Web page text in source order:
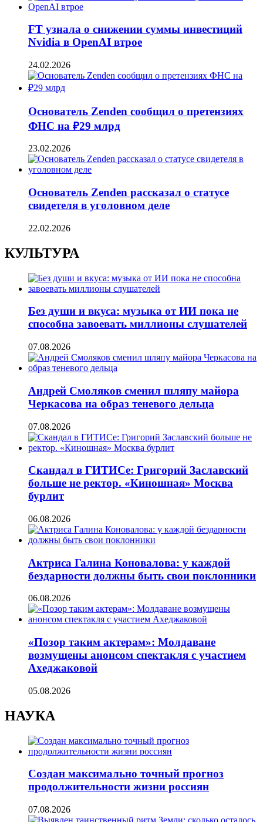
FT узнала о снижении суммы инвестиций
Nvidia в OpenAI втрое
24.02.2026
Основатель Zenden сообщил о претензиях
ФНС на ₽29 млрд
23.02.2026
Основатель Zenden рассказал о статусе
свидетеля в уголовном деле
22.02.2026
КУЛЬТУРА
Без души и вкуса: музыка от ИИ пока не
способна завоевать миллионы слушателей
07.08.2026
Андрей Смоляков сменил шляпу майора
Черкасова на образ теневого дельца
07.08.2026
Скандал в ГИТИСе: Григорий Заславский
больше не ректор. «Киношная» Москва
бурлит
06.08.2026
Актриса Галина Коновалова: у каждой
бездарности должны быть свои поклонники
06.08.2026
«Позор таким актерам»: Молдаване
возмущены анонсом спектакля с участием
Ахеджаковой
05.08.2026
НАУКА
Создан максимально точный прогноз
продолжительности жизни россиян
07.08.2026